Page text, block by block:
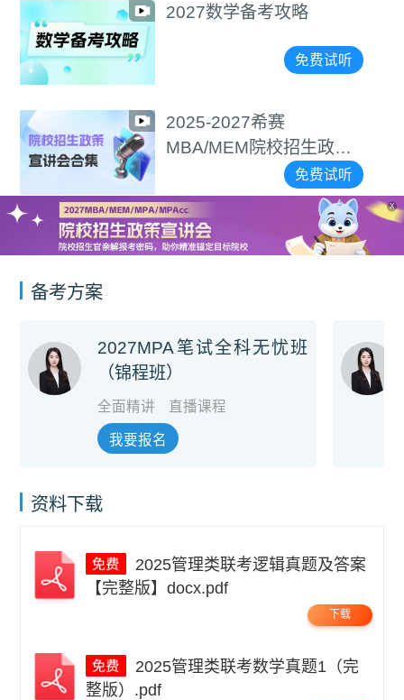
2027数学备考攻略
免费试听
2025-2027希赛
MBA/MEM院校招生政策
免费试听
X
备考方案
2027MPA笔试全科无忧班
（锦程班）
全面精讲 直播课程
我要报名
资料下载
【完整版】docx.pdf
下载
整版）.pdf